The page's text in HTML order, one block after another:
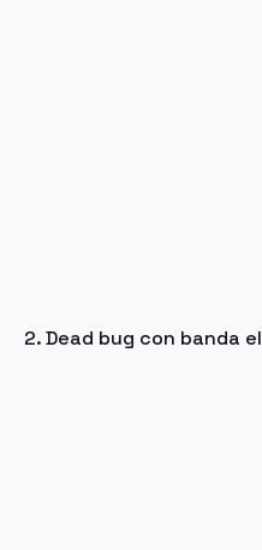
2. Dead bug con banda